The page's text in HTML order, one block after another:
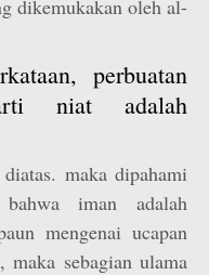
dikemukakan oleh al-
perbuatan
niat adalah
maka dipahami
iman adalah
mengenai ucapan
maka sebagian ulama